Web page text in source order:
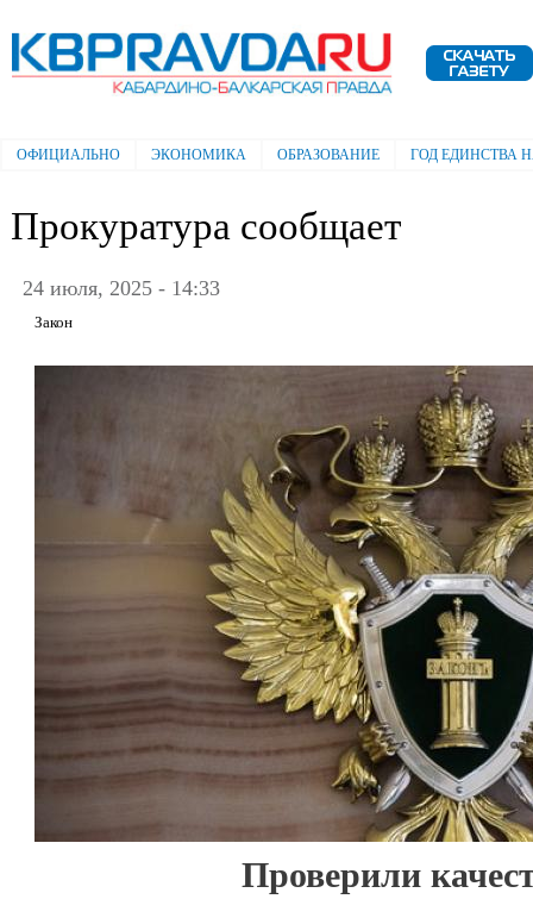
Электронная газета "Кабардино-
Балкарская правда"
Главное меню
ОФИЦИАЛЬНО ЭКОНОМИКА ОБРАЗОВАНИЕ ГОД ЕДИНСТВА
Прокуратура сообщает
24 июля, 2025 - 14:33
Закон
Проверили